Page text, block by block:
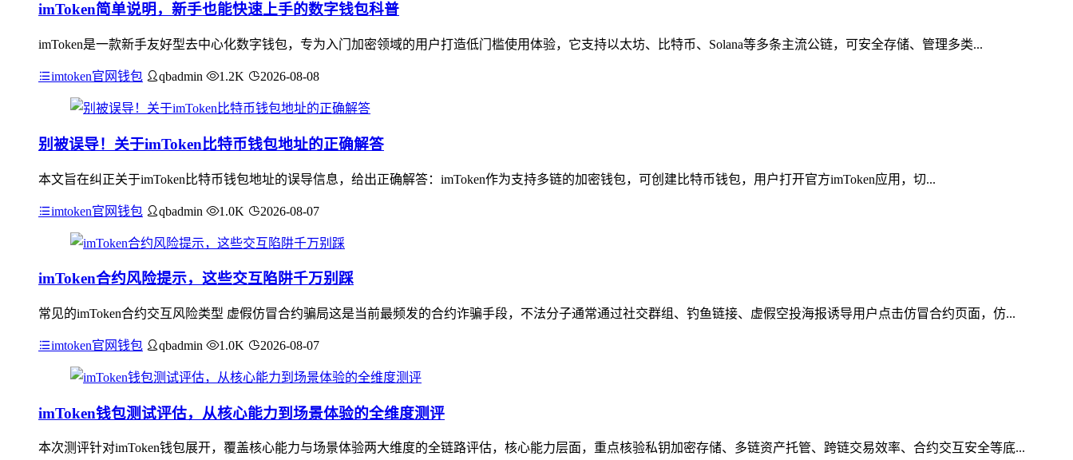
imToken简单说明，新手也能快速上手的数字钱包科普
imToken是一款新手友好型去中心化数字钱包，专为入门加密领域的用户打造低门槛使用体验，它支持以太坊、比特币、Solana等多条主流公链，可安全存储、管理多类...
imtoken官网钱包 qbadmin 1.2K 2026-08-08
别被误导！关于imToken比特币钱包地址的正确解答
本文旨在纠正关于imToken比特币钱包地址的误导信息，给出正确解答：imToken作为支持多链的加密钱包，可创建比特币钱包，用户打开官方imToken应用，切...
imtoken官网钱包 qbadmin 1.0K 2026-08-07
imToken合约风险提示，这些交互陷阱千万别踩
常见的imToken合约交互风险类型 虚假仿冒合约骗局这是当前最频发的合约诈骗手段，不法分子通常通过社交群组、钓鱼链接、虚假空投海报诱导用户点击仿冒合约页面，仿...
imtoken官网钱包 qbadmin 1.0K 2026-08-07
imToken钱包测试评估，从核心能力到场景体验的全维度测评
本次测评针对imToken钱包展开，覆盖核心能力与场景体验两大维度的全链路评估，核心能力层面，重点核验私钥加密存储、多链资产托管、跨链交易效率、合约交互安全等底...